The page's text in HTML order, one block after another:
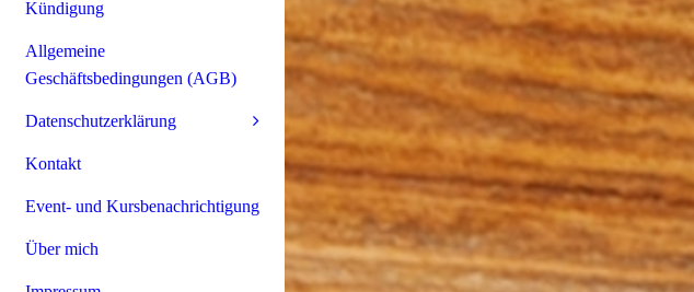
Kündigung
Allgemeine
Geschäftsbedingungen (AGB)
Datenschutzerklärung
Kontakt
Event- und Kursbenachrichtigung
Über mich